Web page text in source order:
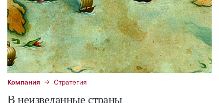
Компания Стратегия
В неизведанные страны